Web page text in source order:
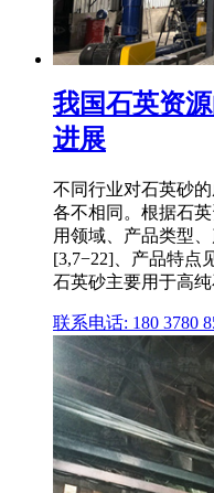
我国石英资
进展
不同行业对石英砂
各不相同。根据石
用领域、产品类型
[3,7−22]、产品特点
石英砂主要用于高
联系电话: 180 3780